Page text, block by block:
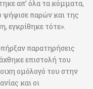
απ’ όλα τα κόμματα,
παρών και της
εγκρίθηκε τότε».
παρατηρήσεις
επιστολή του
ομόλογό του στην
και οι